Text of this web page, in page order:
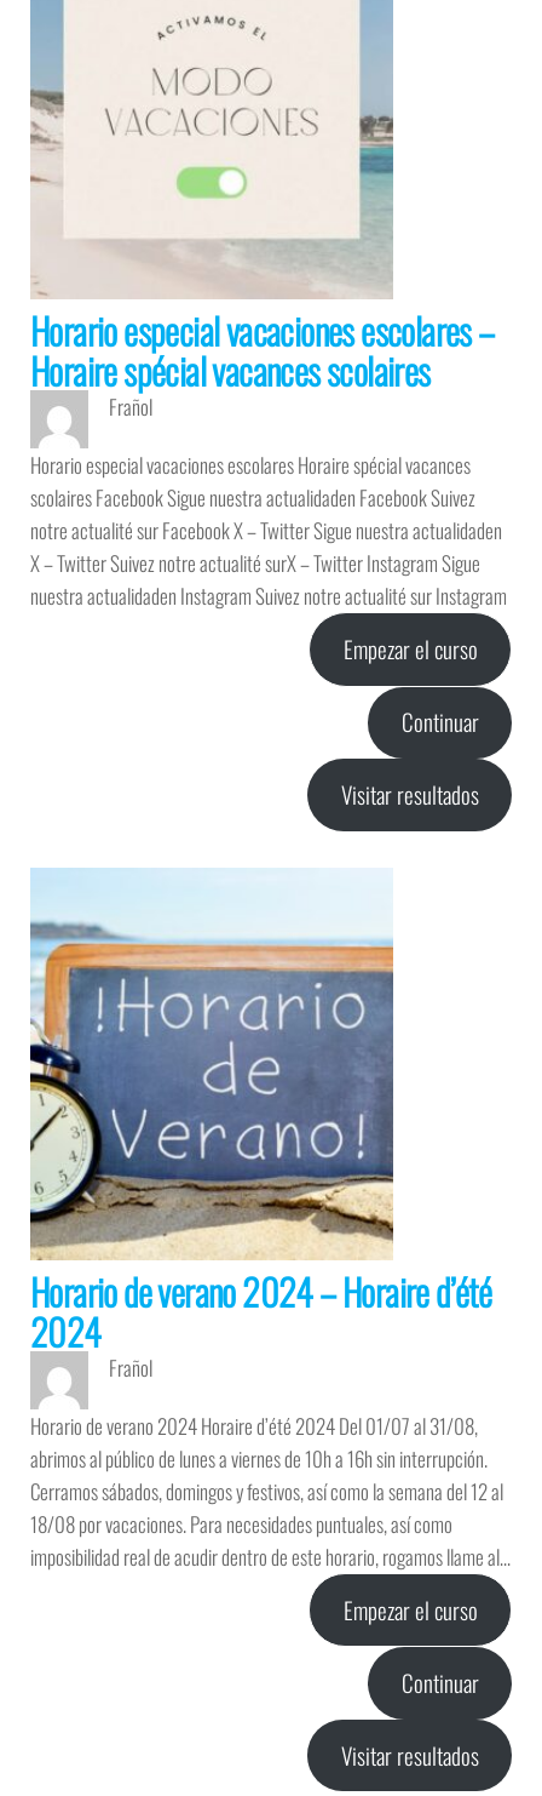
Horario especial vacaciones escolares –
Horaire spécial vacances scolaires
Frañol
Horario especial vacaciones escolares Horaire spécial vacances
scolaires Facebook Sigue nuestra actualidaden Facebook Suivez
notre actualité sur Facebook X – Twitter Sigue nuestra actualidaden
X – Twitter Suivez notre actualité surX – Twitter Instagram Sigue
nuestra actualidaden Instagram Suivez notre actualité sur Instagram
Empezar el curso
Continuar
Visitar resultados
Horario de verano 2024 – Horaire d’été
2024
Frañol
Horario de verano 2024 Horaire d’été 2024 Del 01/07 al 31/08,
abrimos al público de lunes a viernes de 10h a 16h sin interrupción.
Cerramos sábados, domingos y festivos, así como la semana del 12 al
18/08 por vacaciones. Para necesidades puntuales, así como
imposibilidad real de acudir dentro de este horario, rogamos llame al…
Empezar el curso
Continuar
Visitar resultados